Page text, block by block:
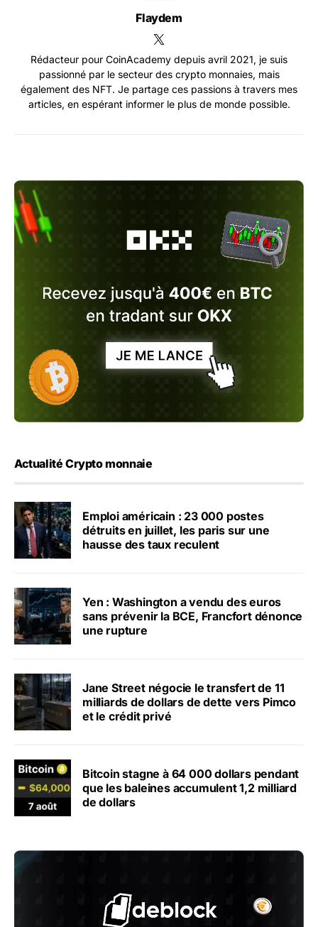
Flaydem
Rédacteur pour CoinAcademy depuis avril 2021, je suis
passionné par le secteur des crypto monnaies, mais
également des NFT. Je partage ces passions à travers mes
articles, en espérant informer le plus de monde possible.
Actualité Crypto monnaie
Emploi américain : 23 000 postes
détruits en juillet, les paris sur une
hausse des taux reculent
Yen : Washington a vendu des euros
sans prévenir la BCE, Francfort dénonce
une rupture
Jane Street négocie le transfert de 11
milliards de dollars de dette vers Pimco
et le crédit privé
Bitcoin stagne à 64 000 dollars pendant
que les baleines accumulent 1,2 milliard
de dollars